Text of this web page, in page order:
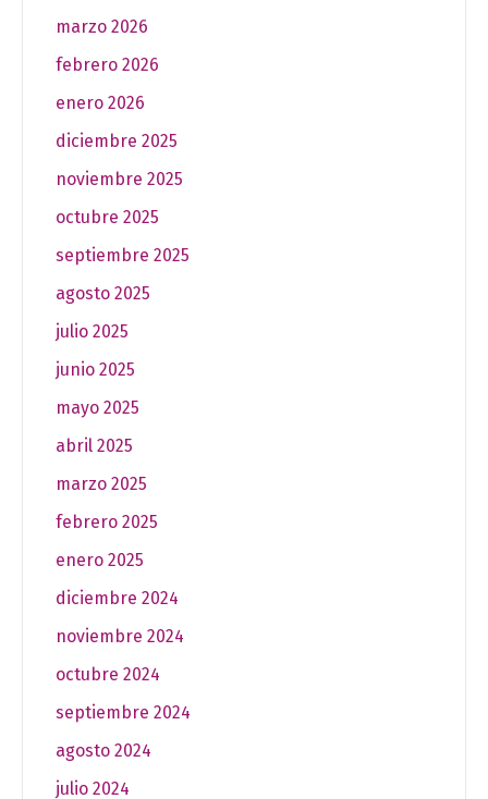
marzo 2026
febrero 2026
enero 2026
diciembre 2025
noviembre 2025
octubre 2025
septiembre 2025
agosto 2025
julio 2025
junio 2025
mayo 2025
abril 2025
marzo 2025
febrero 2025
enero 2025
diciembre 2024
noviembre 2024
octubre 2024
septiembre 2024
agosto 2024
julio 2024